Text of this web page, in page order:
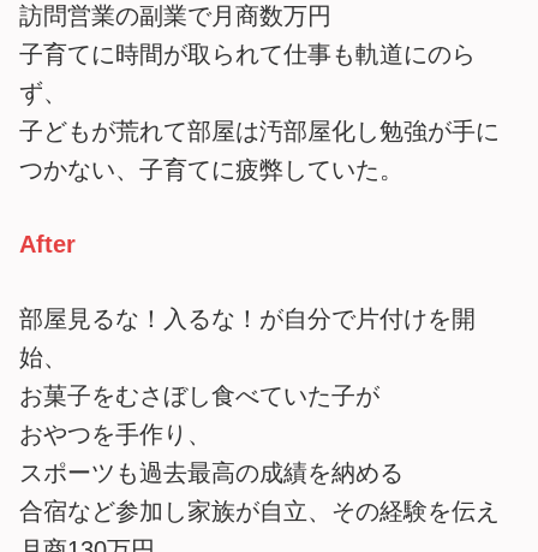
訪問営業の副業で月商数万円
子育てに時間が取られて仕事も軌道にのら
ず、
子どもが荒れて部屋は汚部屋化し勉強が手に
つかない、子育てに疲弊していた。
After
部屋見るな！入るな！が自分で片付けを開
始、
お菓子をむさぼし食べていた子が
おやつを手作り、
スポーツも過去最高の成績を納める
合宿など参加し家族が自立、その経験を伝え